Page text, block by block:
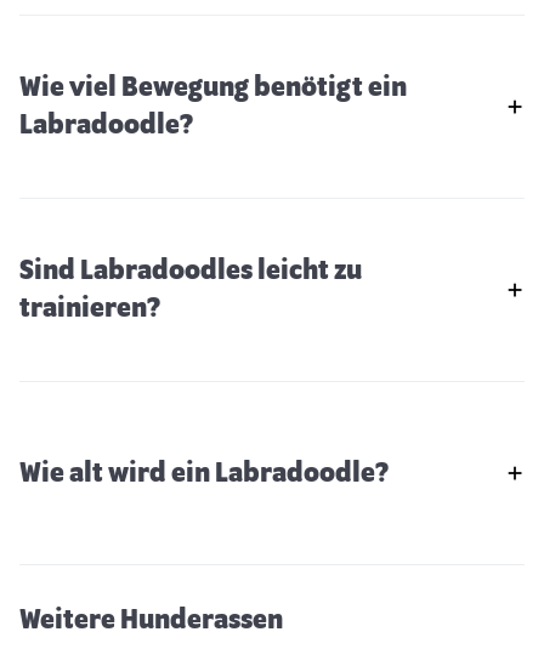
Wie viel Bewegung benötigt ein
Labradoodle?
Sind Labradoodles leicht zu
trainieren?
Wie alt wird ein Labradoodle?
Weitere Hunderassen
Welsh Terrier